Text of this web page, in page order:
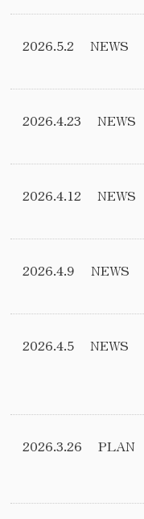
2026.5.2 NEWS
2026.4.23 NEWS
2026.4.12 NEWS
2026.4.9 NEWS
2026.4.5 NEWS
2026.3.26 PLAN